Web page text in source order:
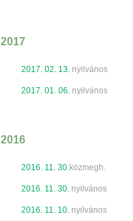
2017
2017. 02. 13. nyilvános
2017. 01. 06. nyilvános
2016
2016. 11. 30.közmegh.
2016. 11. 30. nyilvános
2016. 11. 10. nyilvános